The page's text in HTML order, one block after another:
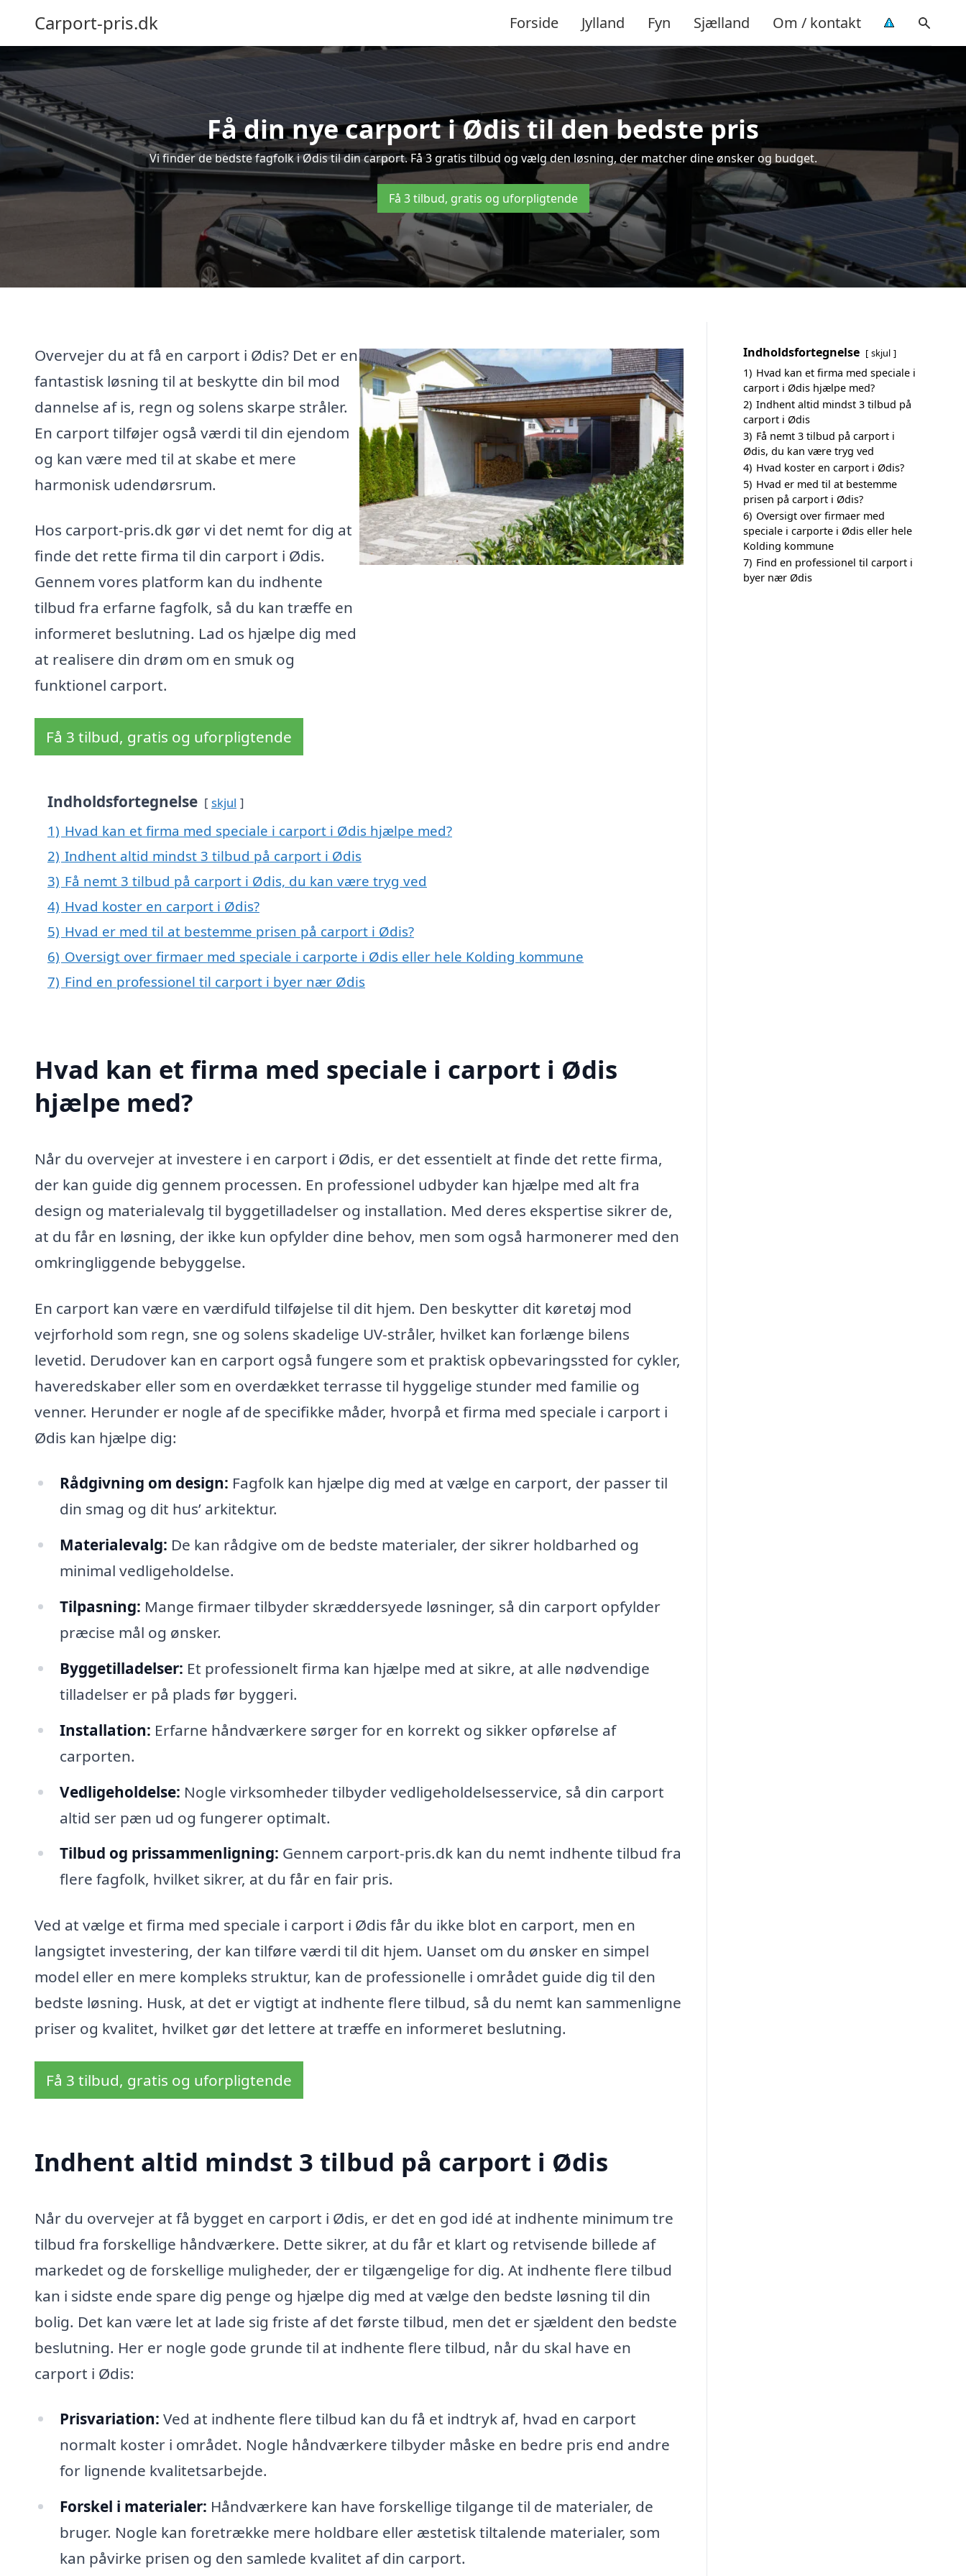
Carport-pris.dk Forside Jylland Fyn Sjælland Om / kontakt
Få din nye carport i Ødis til den bedste pris
Vi finder de bedste fagfolk i Ødis til din carport. Få 3 gratis tilbud og vælg den løsning, der matcher dine ønsker og budget.
Få 3 tilbud, gratis og uforpligtende
Overvejer du at få en carport i Ødis? Det er en
fantastisk løsning til at beskytte din bil mod
dannelse af is, regn og solens skarpe stråler.
En carport tilføjer også værdi til din ejendom
og kan være med til at skabe et mere
harmonisk udendørsrum.
Hos carport-pris.dk gør vi det nemt for dig at
finde det rette firma til din carport i Ødis.
Gennem vores platform kan du indhente
tilbud fra erfarne fagfolk, så du kan træffe en
informeret beslutning. Lad os hjælpe dig med
at realisere din drøm om en smuk og
funktionel carport.
Få 3 tilbud, gratis og uforpligtende
Indholdsfortegnelse skjul
1) Hvad kan et firma med speciale i carport i Ødis hjælpe med?
2) Indhent altid mindst 3 tilbud på carport i Ødis
3) Få nemt 3 tilbud på carport i Ødis, du kan være tryg ved
4) Hvad koster en carport i Ødis?
5) Hvad er med til at bestemme prisen på carport i Ødis?
6) Oversigt over firmaer med speciale i carporte i Ødis eller hele Kolding kommune
7) Find en professionel til carport i byer nær Ødis
Hvad kan et firma med speciale i carport i Ødis
hjælpe med?
Når du overvejer at investere i en carport i Ødis, er det essentielt at finde det rette firma,
der kan guide dig gennem processen. En professionel udbyder kan hjælpe med alt fra
design og materialevalg til byggetilladelser og installation. Med deres ekspertise sikrer de,
at du får en løsning, der ikke kun opfylder dine behov, men som også harmonerer med den
omkringliggende bebyggelse.
En carport kan være en værdifuld tilføjelse til dit hjem. Den beskytter dit køretøj mod
vejrforhold som regn, sne og solens skadelige UV-stråler, hvilket kan forlænge bilens
levetid. Derudover kan en carport også fungere som et praktisk opbevaringssted for cykler,
haveredskaber eller som en overdækket terrasse til hyggelige stunder med familie og
venner. Herunder er nogle af de specifikke måder, hvorpå et firma med speciale i carport i
Ødis kan hjælpe dig:
Rådgivning om design: Fagfolk kan hjælpe dig med at vælge en carport, der passer til
din smag og dit hus’ arkitektur.
Materialevalg: De kan rådgive om de bedste materialer, der sikrer holdbarhed og
minimal vedligeholdelse.
Tilpasning: Mange firmaer tilbyder skræddersyede løsninger, så din carport opfylder
præcise mål og ønsker.
Byggetilladelser: Et professionelt firma kan hjælpe med at sikre, at alle nødvendige
tilladelser er på plads før byggeri.
Installation: Erfarne håndværkere sørger for en korrekt og sikker opførelse af
carporten.
Vedligeholdelse: Nogle virksomheder tilbyder vedligeholdelsesservice, så din carport
altid ser pæn ud og fungerer optimalt.
Tilbud og prissammenligning: Gennem carport-pris.dk kan du nemt indhente tilbud fra
flere fagfolk, hvilket sikrer, at du får en fair pris.
Ved at vælge et firma med speciale i carport i Ødis får du ikke blot en carport, men en
langsigtet investering, der kan tilføre værdi til dit hjem. Uanset om du ønsker en simpel
model eller en mere kompleks struktur, kan de professionelle i området guide dig til den
bedste løsning. Husk, at det er vigtigt at indhente flere tilbud, så du nemt kan sammenligne
priser og kvalitet, hvilket gør det lettere at træffe en informeret beslutning.
Få 3 tilbud, gratis og uforpligtende
Indhent altid mindst 3 tilbud på carport i Ødis
Når du overvejer at få bygget en carport i Ødis, er det en god idé at indhente minimum tre
tilbud fra forskellige håndværkere. Dette sikrer, at du får et klart og retvisende billede af
markedet og de forskellige muligheder, der er tilgængelige for dig. At indhente flere tilbud
kan i sidste ende spare dig penge og hjælpe dig med at vælge den bedste løsning til din
bolig. Det kan være let at lade sig friste af det første tilbud, men det er sjældent den bedste
beslutning. Her er nogle gode grunde til at indhente flere tilbud, når du skal have en
carport i Ødis:
Prisvariation: Ved at indhente flere tilbud kan du få et indtryk af, hvad en carport
normalt koster i området. Nogle håndværkere tilbyder måske en bedre pris end andre
for lignende kvalitetsarbejde.
Forskel i materialer: Håndværkere kan have forskellige tilgange til de materialer, de
bruger. Nogle kan foretrække mere holdbare eller æstetisk tiltalende materialer, som
kan påvirke prisen og den samlede kvalitet af din carport.
Indholdsfortegnelse skjul
1) Hvad kan et firma med speciale i
carport i Ødis hjælpe med?
2) Indhent altid mindst 3 tilbud på
carport i Ødis
3) Få nemt 3 tilbud på carport i
Ødis, du kan være tryg ved
4) Hvad koster en carport i Ødis?
5) Hvad er med til at bestemme
prisen på carport i Ødis?
6) Oversigt over firmaer med
speciale i carporte i Ødis eller hele
Kolding kommune
7) Find en professionel til carport i
byer nær Ødis